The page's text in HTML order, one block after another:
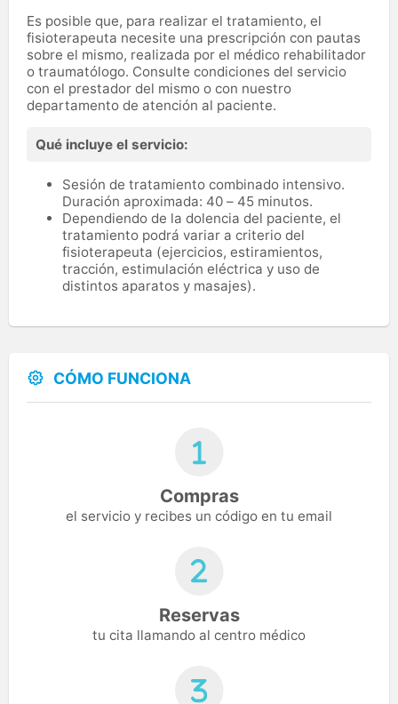
Es posible que, para realizar el tratamiento, el
fisioterapeuta necesite una prescripción con pautas
sobre el mismo, realizada por el médico rehabilitador
o traumatólogo. Consulte condiciones del servicio
con el prestador del mismo o con nuestro
departamento de atención al paciente.
Qué incluye el servicio:
Sesión de tratamiento combinado intensivo.
Duración aproximada: 40 – 45 minutos.
Dependiendo de la dolencia del paciente, el
tratamiento podrá variar a criterio del
fisioterapeuta (ejercicios, estiramientos,
tracción, estimulación eléctrica y uso de
distintos aparatos y masajes).
CÓMO FUNCIONA
Compras
el servicio y recibes un código en tu email
Reservas
tu cita llamando al centro médico